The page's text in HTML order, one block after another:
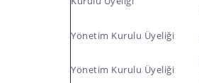
Yönetim Kurulu Üyeliği
Yönetim Kurulu Üyeliği